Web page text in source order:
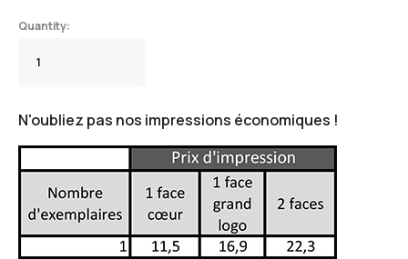
N'oubliez pas nos impressions économiques !